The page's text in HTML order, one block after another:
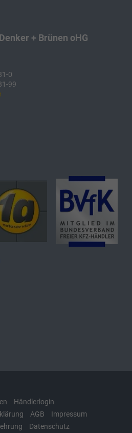
+ Brünen oHG
0
99
Händlerlogin
AGB
Impressum
Datenschutz